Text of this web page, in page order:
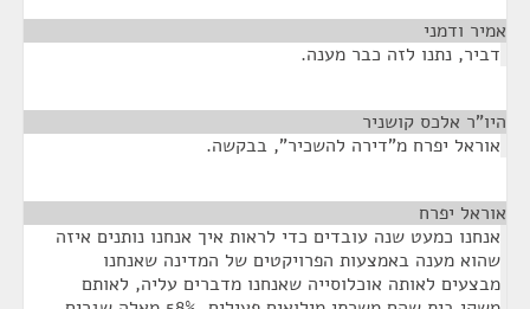
אמיר ודמני
דביר, נתנו לזה כבר מענה.
היו"ר אלכס קושניר
אוראל יפרח מ"דירה להשכיר", בבקשה.
אוראל יפרח
אנחנו כמעט שנה עובדים כדי לראות איך אנחנו נותנים איזה
שהוא מענה באמצעות הפרויקטים של המדינה שאנחנו
מבצעים לאותה אוכלוסייה שאנחנו מדברים עליה, לאותם